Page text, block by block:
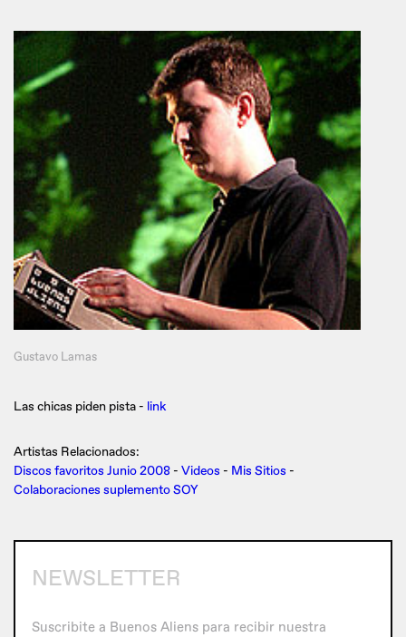
Gustavo Lamas
Las chicas piden pista - link
Artistas Relacionados:
Discos favoritos Junio 2008 - Videos - Mis Sitios -
Colaboraciones suplemento SOY
NEWSLETTER
Suscribite a Buenos Aliens para recibir nuestra